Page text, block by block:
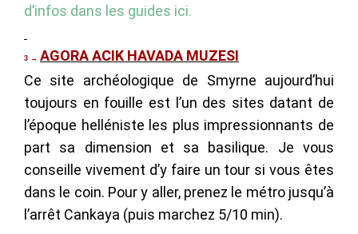
d’infos dans les guides ici.
3 → AGORA ACIK HAVADA MUZESI
Ce site archéologique de Smyrne aujourd’hui
toujours en fouille est l’un des sites datant de
l’époque helléniste les plus impressionnants de
part sa dimension et sa basilique. Je vous
conseille vivement d’y faire un tour si vous êtes
dans le coin. Pour y aller, prenez le métro jusqu’à
l’arrêt Cankaya (puis marchez 5/10 min).